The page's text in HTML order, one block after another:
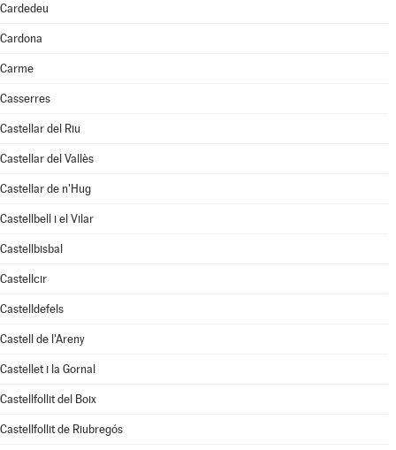
Cardedeu
Cardona
Carme
Casserres
Castellar del Riu
Castellar del Vallès
Castellar de n'Hug
Castellbell i el Vilar
Castellbisbal
Castellcir
Castelldefels
Castell de l'Areny
Castellet i la Gornal
Castellfollit del Boix
Castellfollit de Riubregós